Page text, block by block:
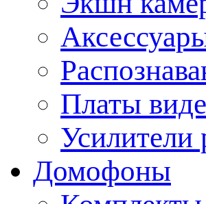
Платы
Усилители
Домофоны